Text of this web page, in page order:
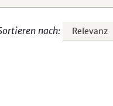
nach